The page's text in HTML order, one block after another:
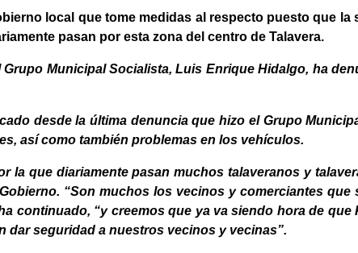
local que tome medidas al respecto puesto que
pasan por esta zona del centro de Talavera.
Municipal Socialista, Luis Enrique Hidalgo, ha
desde la última denuncia que hizo el Grupo
así como también problemas en los vehículos.
la que diariamente pasan muchos talaveranos y
“Son muchos los vecinos y comerciantes
continuado, “y creemos que ya va siendo hora de
dar seguridad a nuestros vecinos y vecinas”.